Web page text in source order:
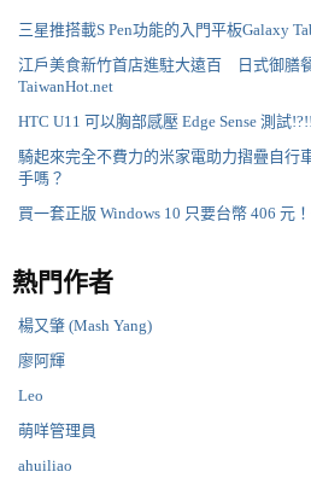
三星推搭載S Pen功能的入門平板Galaxy
江戶美食新竹首店進駐大遠百 日式御膳
TaiwanHot.net
HTC U11 可以胸部感壓 Edge Sense 測試
騎起來完全不費力的米家電助力摺疊自行
手嗎？
買一套正版 Windows 10 只要台幣 406 元
熱門作者
楊又肇 (Mash Yang)
廖阿輝
Leo
萌咩管理員
ahuiliao